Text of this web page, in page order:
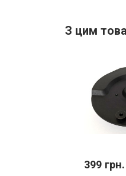
З цим
399 грн.